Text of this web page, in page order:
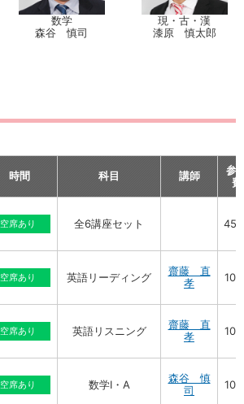
数学
森谷 慎司
現・古・漢
漆原 慎太郎
時間 科目 講師
参
費
空席あり 全6講座セット
空席あり 英語リーディング
齋藤 直
孝
空席あり 英語リスニング
齋藤 直
孝
空席あり 数学Ⅰ・A
森谷 慎
司